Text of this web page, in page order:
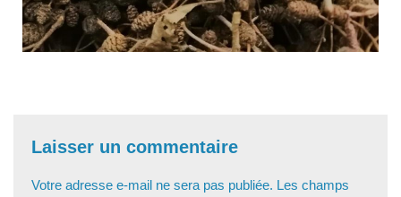
Laisser un commentaire
Votre adresse e-mail ne sera pas publiée. Les champs